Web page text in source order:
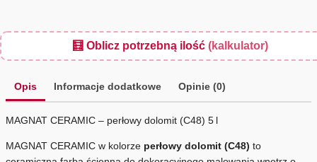
🧮 Oblicz potrzebną ilość (kalkulator)
Opis Informacje dodatkowe Opinie (0)
MAGNAT CERAMIC – perłowy dolomit (C48) 5 l
MAGNAT CERAMIC w kolorze perłowy dolomit (C48) to